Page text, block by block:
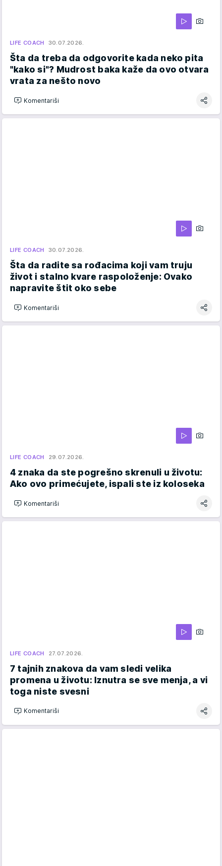
LIFE COACH 30.07.2026.
Šta da treba da odgovorite kada neko pita
"kako si"? Mudrost baka kaže da ovo otvara
vrata za nešto novo
Komentariši
LIFE COACH 30.07.2026.
Šta da radite sa rođacima koji vam truju
život i stalno kvare raspoloženje: Ovako
napravite štit oko sebe
Komentariši
LIFE COACH 29.07.2026.
4 znaka da ste pogrešno skrenuli u životu:
Ako ovo primećujete, ispali ste iz koloseka
Komentariši
LIFE COACH 27.07.2026.
7 tajnih znakova da vam sledi velika
promena u životu: Iznutra se sve menja, a vi
toga niste svesni
Komentariši